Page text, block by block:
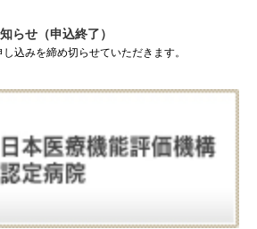
らせ（申込終了）
込みを締め切らせていただきます。